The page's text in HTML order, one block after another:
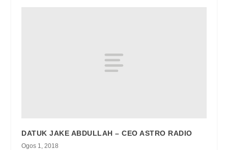
DATUK JAKE ABDULLAH – CEO ASTRO RADIO
Ogos 1, 2018